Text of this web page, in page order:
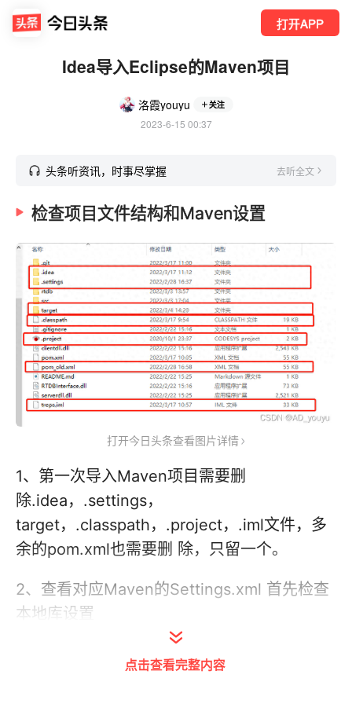
打开APP
Idea导入Eclipse的Maven项目
洛霞youyu 关注
2023-6-15 00:37
头条听资讯，时事尽掌握 去听全文
检查项目文件结构和Maven设置
打开今日头条查看图片详情
1、第一次导入Maven项目需要删
除.idea，.settings，
target，.classpath，.project，.iml文件，多
余的pom.xml也需要删 除，只留一个。
2、查看对应Maven的Settings.xml 首先检查
本地库设置
点击查看完整内容